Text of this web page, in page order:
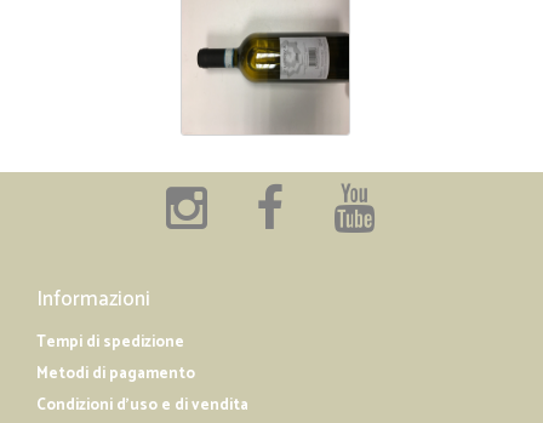
Informazioni
Tempi di spedizione
Metodi di pagamento
Condizioni d'uso e di vendita